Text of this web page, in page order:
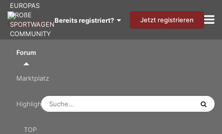
EUROPAS
GROßE
SPORTWAGEN
COMMUNITY
Bereits registriert? Jetzt registrieren
Forum
Marktplatz
Highlights
TOP